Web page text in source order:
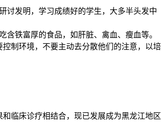
发明，学习成绩好的学生，大多半头发中
铁富厚的食品，如肝脏、禽血、瘦血等。
制环境，不要主动去分散他们的注意，以培
临床诊疗相结合，现已发展成为黑龙江地区